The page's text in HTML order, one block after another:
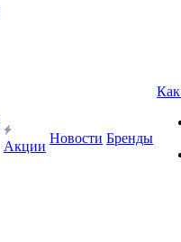
Акции
Новости Бренды